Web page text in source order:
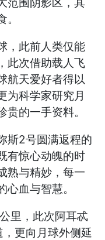
，此前人类仅能
此次借助载人飞
航天爱好者得以
为科学家研究月
的一手资料。
斯2号圆满返程的
有惊心动魄的时
熟与精妙，每一
血与智慧。
里，此次阿耳忒
更向月球外侧延